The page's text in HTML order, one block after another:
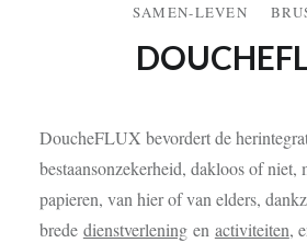
SAMEN-LEVEN
DoucheFLUX bevordert de
bestaansonzekerheid, dakloos of niet,
papieren, van hier of van elders,
brede dienstverleningen activiteiten,